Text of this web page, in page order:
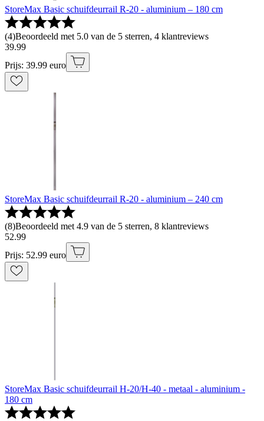
StoreMax Basic schuifdeurrail R-20 - aluminium – 180 cm
(4)Beoordeeld met 5.0 van de 5 sterren, 4 klantreviews
39.99
Prijs: 39.99 euro
StoreMax Basic schuifdeurrail R-20 - aluminium – 240 cm
(8)Beoordeeld met 4.9 van de 5 sterren, 8 klantreviews
52.99
Prijs: 52.99 euro
StoreMax Basic schuifdeurrail H-20/H-40 - metaal - aluminium -
180 cm